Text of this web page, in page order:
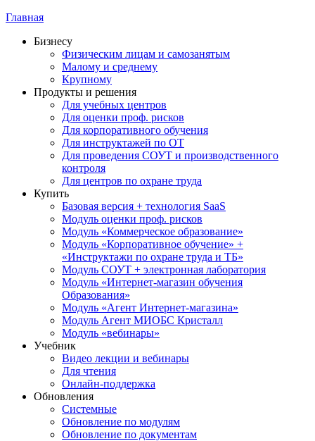
Главная
Бизнесу
Физическим лицам и самозанятым
Малому и среднему
Крупному
Продукты и решения
Для учебных центров
Для оценки проф. рисков
Для корпоративного обучения
Для инструктажей по ОТ
Для проведения СОУТ и производственного
контроля
Для центров по охране труда
Купить
Базовая версия + технология SaaS
Модуль оценки проф. рисков
Модуль «Коммерческое образование»
Модуль «Корпоративное обучение» +
«Инструктажи по охране труда и ТБ»
Модуль СОУТ + электронная лаборатория
Модуль «Интернет-магазин обучения
Образования»
Модуль «Агент Интернет-магазина»
Модуль Агент МИОБС Кристалл
Модуль «вебинары»
Учебник
Видео лекции и вебинары
Для чтения
Онлайн-поддержка
Обновления
Системные
Обновление по модулям
Обновление по документам